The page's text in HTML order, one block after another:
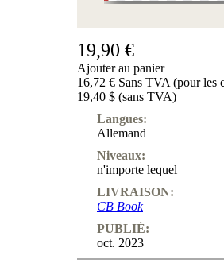
19,90 €
Ajouter au panier
16,72 € Sans TVA (pour les
19,40 $ (sans TVA)
Langues:
Allemand
Niveaux:
n'importe lequel
LIVRAISON:
CB Book
PUBLIÉ:
oct. 2023